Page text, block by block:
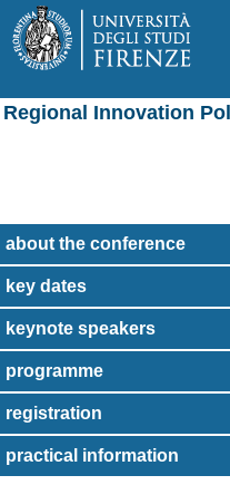
Regional Innovation
about the conference
key dates
keynote speakers
programme
registration
practical information